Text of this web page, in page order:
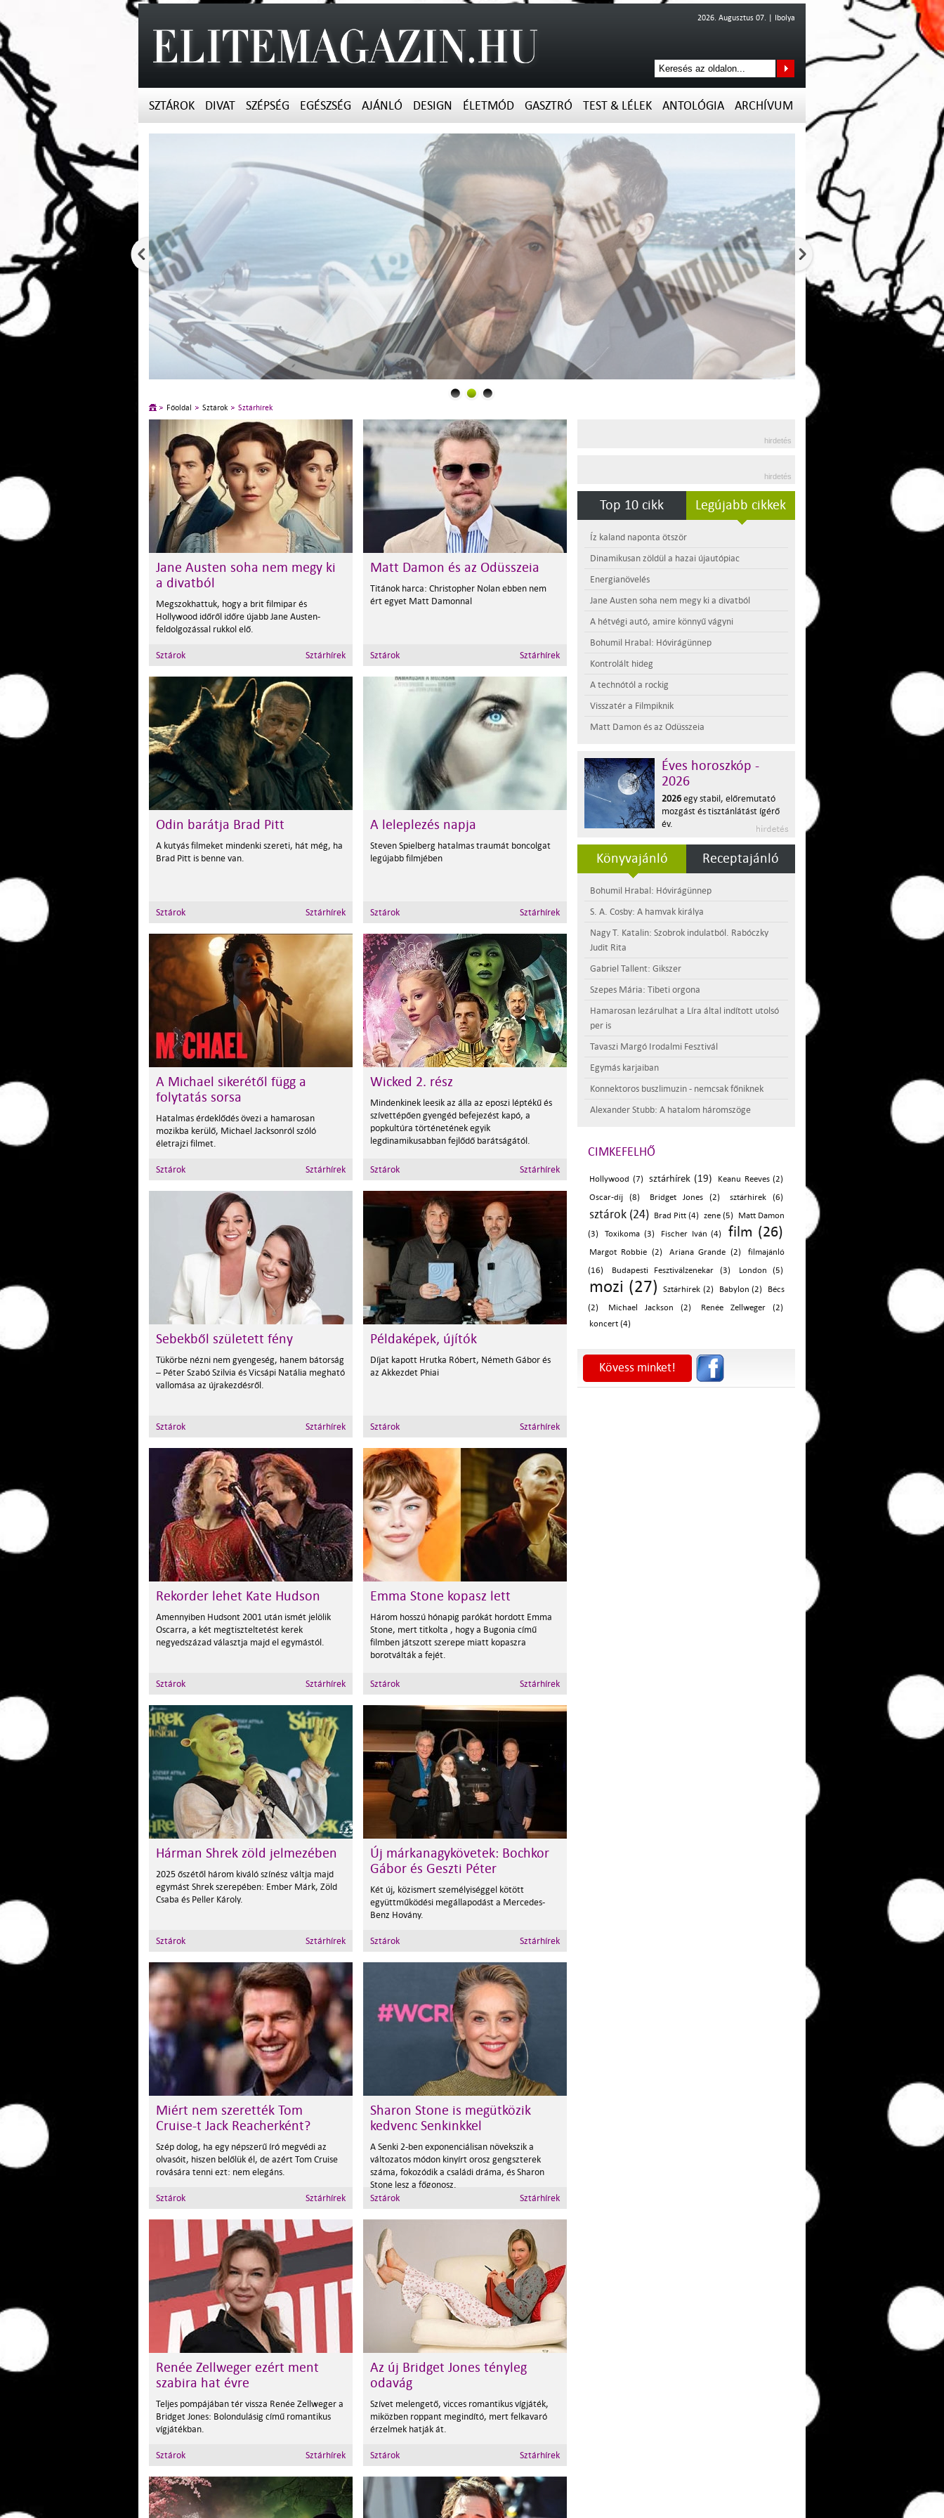
2026. Augusztus 07. | Ibolya
SZTÁROK DIVAT SZÉPSÉG EGÉSZSÉG AJÁNLÓ DESIGN ÉLETMÓD GASZTRÓ TEST & LÉLEK ANTOLÓGIA ARCHÍVUM
Főoldal Sztárok Sztárhírek
Jane Austen soha nem megy ki
a divatból
Megszokhattuk, hogy a brit filmipar és
Hollywood időről időre újabb Jane Austen-
feldolgozással rukkol elő.
Sztárok Sztárhírek
Matt Damon és az Odüsszeia
Titánok harca: Christopher Nolan ebben nem
ért egyet Matt Damonnal
Sztárok Sztárhírek
Odin barátja Brad Pitt
A kutyás filmeket mindenki szereti, hát még, ha
Brad Pitt is benne van.
Sztárok Sztárhírek
A leleplezés napja
Steven Spielberg hatalmas traumát boncolgat
legújabb filmjében
Sztárok Sztárhírek
A Michael sikerétől függ a
folytatás sorsa
Hatalmas érdeklődés övezi a hamarosan
mozikba kerülő, Michael Jacksonról szóló
életrajzi filmet.
Sztárok Sztárhírek
Wicked 2. rész
Mindenkinek leesik az álla az eposzi léptékű és
szívettépően gyengéd befejezést kapó, a
popkultúra történetének egyik
legdinamikusabban fejlődő barátságától.
Sztárok Sztárhírek
Sebekből született fény
Tükörbe nézni nem gyengeség, hanem bátorság
– Péter Szabó Szilvia és Vicsápi Natália megható
vallomása az újrakezdésről.
Sztárok Sztárhírek
Példaképek, újítók
Díjat kapott Hrutka Róbert, Németh Gábor és
az Akkezdet Phiai
Sztárok Sztárhírek
Rekorder lehet Kate Hudson
Amennyiben Hudsont 2001 után ismét jelölik
Oscarra, a két megtiszteltetést kerek
negyedszázad választja majd el egymástól.
Sztárok Sztárhírek
Emma Stone kopasz lett
Három hosszú hónapig parókát hordott Emma
Stone, mert titkolta , hogy a Bugonia című
filmben játszott szerepe miatt kopaszra
borotválták a fejét.
Sztárok Sztárhírek
Hárman Shrek zöld jelmezében
2025 őszétől három kiváló színész váltja majd
egymást Shrek szerepében: Ember Márk, Zöld
Csaba és Peller Károly.
Sztárok Sztárhírek
Új márkanagykövetek: Bochkor
Gábor és Geszti Péter
Két új, közismert személyiséggel kötött
együttműködési megállapodást a Mercedes-
Benz Hovány.
Sztárok Sztárhírek
Miért nem szerették Tom
Cruise-t Jack Reacherként?
Szép dolog, ha egy népszerű író megvédi az
olvasóit, hiszen belőlük él, de azért Tom Cruise
rovására tenni ezt: nem elegáns.
Sztárok Sztárhírek
Sharon Stone is megütközik
kedvenc Senkinkkel
A Senki 2-ben exponenciálisan növekszik a
változatos módon kinyírt orosz gengszterek
száma, fokozódik a családi dráma, és Sharon
Stone lesz a főgonosz.
Sztárok
Sztárhírek
Renée Zellweger ezért ment
szabira hat évre
Teljes pompájában tér vissza Renée Zellweger a
Bridget Jones: Bolondulásig című romantikus
vígjátékban.
Sztárok Sztárhírek
Az új Bridget Jones tényleg
odavág
Szívet melengető, vicces romantikus vígjáték,
miközben roppant megindító, mert felkavaró
érzelmek hatják át.
Sztárok Sztárhírek
hirdetés
hirdetés
Top 10 cikk Legújabb cikkek
Íz kaland naponta ötször
Dinamikusan zöldül a hazai újautópiac
Energianövelés
Jane Austen soha nem megy ki a divatból
A hétvégi autó, amire könnyű vágyni
Bohumil Hrabal: Hóvirágünnep
Kontrolált hideg
A technótól a rockig
Visszatér a Filmpiknik
Matt Damon és az Odüsszeia
Éves horoszkóp -
2026
2026 egy stabil, előremutató
mozgást és tisztánlátást ígérő
év.
Könyvajánló Receptajánló
Bohumil Hrabal: Hóvirágünnep
S. A. Cosby: A hamvak királya
Nagy T. Katalin: Szobrok indulatból. Rabóczky
Judit Rita
Gabriel Tallent: Gikszer
Szepes Mária: Tibeti orgona
Hamarosan lezárulhat a Líra által indított utolsó
per is
Tavaszi Margó Irodalmi Fesztivál
Egymás karjaiban
Konnektoros buszlimuzin - nemcsak főniknek
Alexander Stubb: A hatalom háromszöge
CIMKEFELHŐ
Hollywood (7) sztárhírek (19)
Keanu Reeves (2)
Oscar-díj (8)
Bridget Jones (2) sztárhirek (6)
sztárok (24) Brad Pitt (4) zene (5)
Matt Damon
(3)
Toxikoma (3) Fischer Iván (4) film (26)
Margot Robbie (2) Ariana Grande (2)
filmajánló
(16)
Budapesti Fesztiválzenekar (3) London (5)
mozi (27) Sztárhírek (2) Babylon (2)
Bécs
(2)
Michael Jackson (2)
Renée Zellweger (2)
koncert (4)
Kövess minket!